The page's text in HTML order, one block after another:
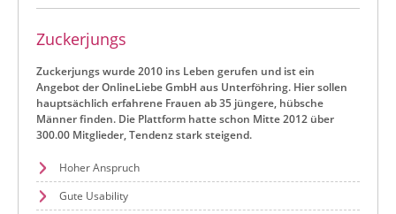
Zuckerjungs
Zuckerjungs wurde 2010 ins Leben gerufen und ist ein
Angebot der OnlineLiebe GmbH aus Unterföhring. Hier sollen
hauptsächlich erfahrene Frauen ab 35 jüngere, hübsche
Männer finden. Die Plattform hatte schon Mitte 2012 über
300.00 Mitglieder, Tendenz stark steigend.
Hoher Anspruch
Gute Usability